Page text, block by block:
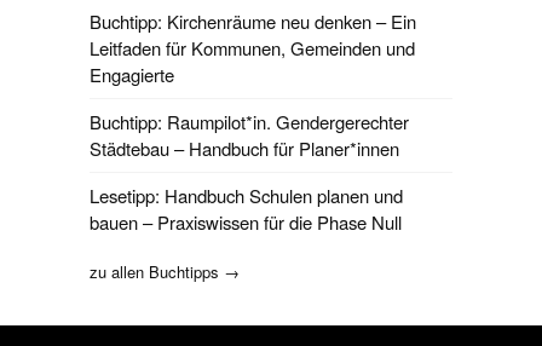
Buchtipp: Kirchenräume neu denken – Ein
Leitfaden für Kommunen, Gemeinden und
Engagierte
Buchtipp: Raumpilot*in. Gendergerechter
Städtebau – Handbuch für Planer*innen
Lesetipp: Handbuch Schulen planen und
bauen – Praxiswissen für die Phase Null
zu allen Buchtipps →